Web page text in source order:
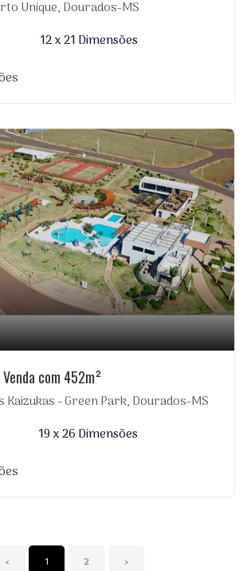
Unique, Dourados-MS
12 x 21 Dimensões
com 452m²
Kaizukas - Green Park, Dourados-MS
19 x 26 Dimensões
‹ 1 2 ›